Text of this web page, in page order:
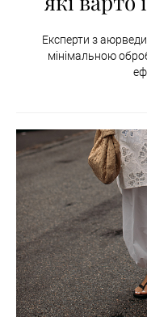
Експерти з
мінімальною